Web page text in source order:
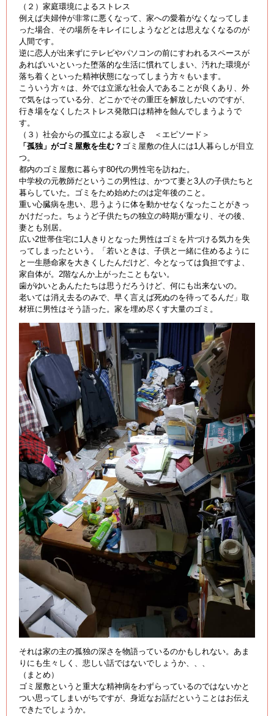
（２）家庭環境によるストレス
例えば夫婦仲が非常に悪くなって、家への愛着がなくなってしま
った場合、その場所をキレイにしようなどとは思えなくなるのが
人間です。
逆に恋人が出来ずにテレビやパソコンの前にすわれるスペースが
あればいいといった堕落的な生活に慣れてしまい、汚れた環境が
落ち着くといった精神状態になってしまう方々もいます。
こういう方々は、外では立派な社会人であることが良くあり、外
で気をはっている分、どこかでその重圧を解放したいのですが、
行き場をなくしたストレス発散口は精神を蝕んでしまうようで
す。
（３）社会からの孤立による寂しさ ＜エピソード＞
「孤独」がゴミ屋敷を生む？ ゴミ屋敷の住人には1人暮らしが目立
つ。
都内のゴミ屋敷に暮らす80代の男性宅を訪ねた。
中学校の元教師だというこの男性は、かつて妻と3人の子供たちと
暮らしていた。ゴミをため始めたのは定年後のこと。
重い心臓病を患い、思うように体を動かせなくなったことがきっ
かけだった。ちょうど子供たちの独立の時期が重なり、その後、
妻とも別居。
広い2世帯住宅に1人きりとなった男性はゴミを片づける気力を失
ってしまったという。「若いときは、子供と一緒に住めるように
と一生懸命家を大きくしたんだけど、今となっては負担ですよ、
家自体が。2階なんか上がったこともない。
歯がゆいとあんたたちは思うだろうけど、何にも出来ないの。
老いては消え去るのみで、早く言えば死ぬのを待ってるんだ」取
材班に男性はそう語った。家を埋め尽くす大量のゴミ。
それは家の主の孤独の深さを物語っているのかもしれない。あま
りにも生々しく、悲しい話ではないでしょうか、、、
（まとめ）
ゴミ屋敷というと重大な精神病をわずらっているのではないかと
つい思ってしまいがちですが、身近なお話だということはお伝え
できたでしょうか。